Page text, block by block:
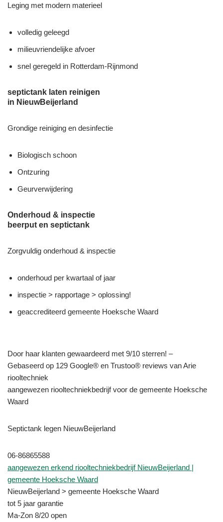
Leging met modern materieel
volledig geleegd
milieuvriendelijke afvoer
snel geregeld in Rotterdam-Rijnmond
septictank laten reinigen
in NieuwBeijerland
Grondige reiniging en desinfectie
Biologisch schoon
Ontzuring
Geurverwijdering
Onderhoud & inspectie
beerput en septictank
Zorgvuldig onderhoud & inspectie
onderhoud per kwartaal of jaar
inspectie > rapportage > oplossing!
geaccrediteerd gemeente Hoeksche Waard
Door haar klanten gewaardeerd met 9/10 sterren! –
Gebaseerd op 129 Google® en Trustoo® reviews van Arie
riooltechniek
aangewezen riooltechniekbedrijf voor de gemeente Hoeksche
Waard
Septictank legen NieuwBeijerland
06-86865588
aangewezen erkend riooltechniekbedrijf NieuwBeijerland |
gemeente Hoeksche Waard
NieuwBeijerland > gemeente Hoeksche Waard
tot 5 jaar garantie
Ma-Zon 8/20 open